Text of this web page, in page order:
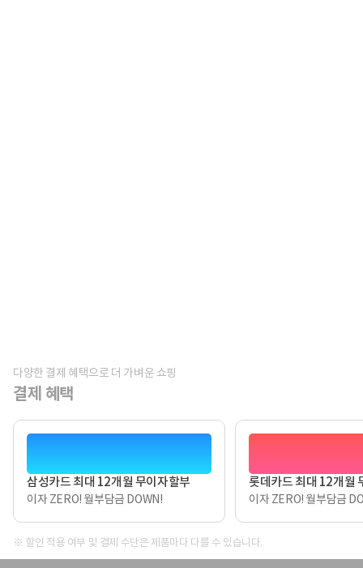
다양한 결제 혜택으로 더 가벼운 쇼핑
결제 혜택
삼성카드 최대 12개월 무이자할부
이자 ZERO! 월부담금 DOWN!
롯데카드 최대 12개월
이자 ZERO! 월부담금
※ 할인 적용 여부 및 결제 수단은 제품마다 다를 수 있습니다.